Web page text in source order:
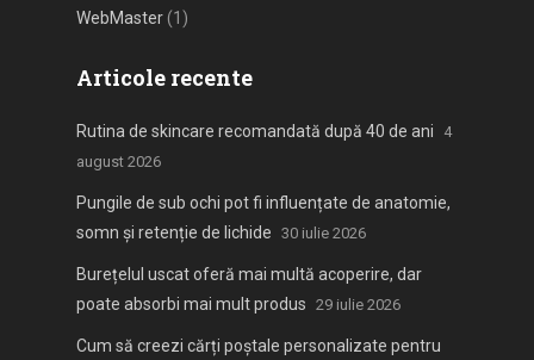
WebMaster(1)
Articole recente
Rutina de skincare recomandată după 40 de ani
4
august 2026
Pungile de sub ochi pot fi influențate de anatomie,
somn și retenție de lichide 30 iulie 2026
Burețelul uscat oferă mai multă acoperire, dar
poate absorbi mai mult produs 29 iulie 2026
Cum să creezi cărți poștale personalizate pentru